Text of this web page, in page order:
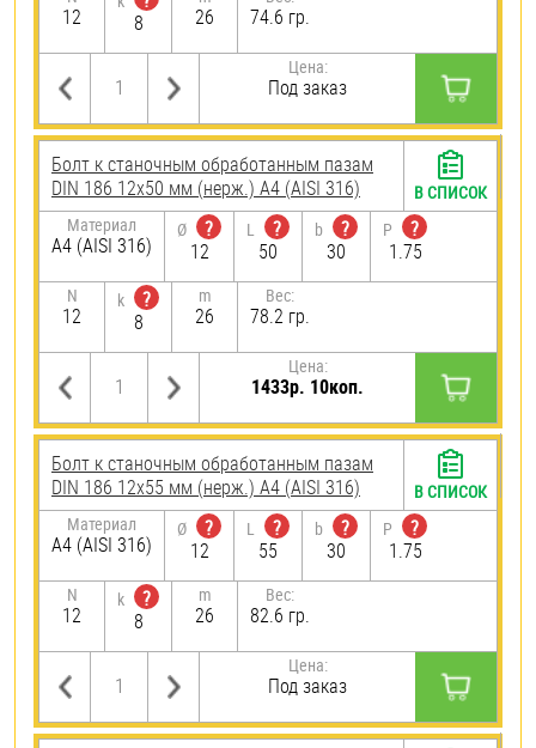
12
8
26 74.6 гр.
Цена:
Под заказ
Болт к станочным обработанным пазам
DIN 186 12х50 мм (нерж.) A4 (AISI 316)
Материал
A4 (AISI 316)
Ø
?
12
L
?
50
b
?
30
P
?
1.75
N
12
k
?
8
m
26
Вес:
78.2 гр.
Цена:
1433р. 10коп.
В СПИСОК
Болт к станочным обработанным пазам
DIN 186 12х55 мм (нерж.) A4 (AISI 316)
Материал
A4 (AISI 316)
Ø
?
12
L
?
55
b
?
30
P
?
1.75
N
12
k
?
8
m
26
Вес:
82.6 гр.
Цена:
Под заказ
В СПИСОК